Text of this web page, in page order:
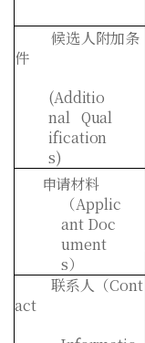
候选人附加条
件
(Additio
nal Qual
ification
s)
申请材料
（Applic
ant Doc
ument
s）
联系人（Cont
act